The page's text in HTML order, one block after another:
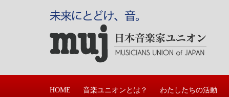
HOME 音楽ユニオンとは？ わたしたちの活動